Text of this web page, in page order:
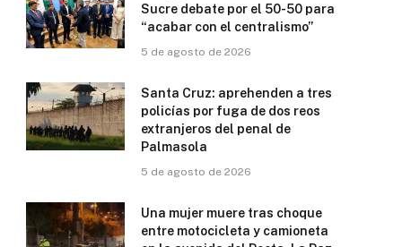
Sucre debate por el 50-50 para
“acabar con el centralismo”
5 de agosto de 2026
Santa Cruz: aprehenden a tres
policías por fuga de dos reos
extranjeros del penal de
Palmasola
5 de agosto de 2026
Una mujer muere tras choque
entre motocicleta y camioneta